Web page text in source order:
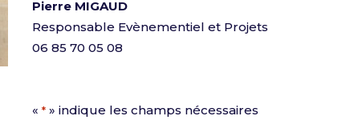
Pierre MIGAUD
Responsable Evènementiel et Projets
06 85 70 05 08
«* » indique les champs nécessaires